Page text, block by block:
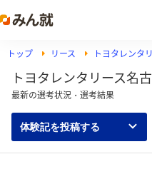
トップ リース トヨタレンタ
トヨタレンタリース名
最新の選考状況・選考結果
体験記を投稿する